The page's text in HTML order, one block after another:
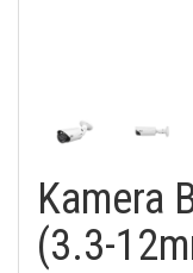
Kamera
(3.3-